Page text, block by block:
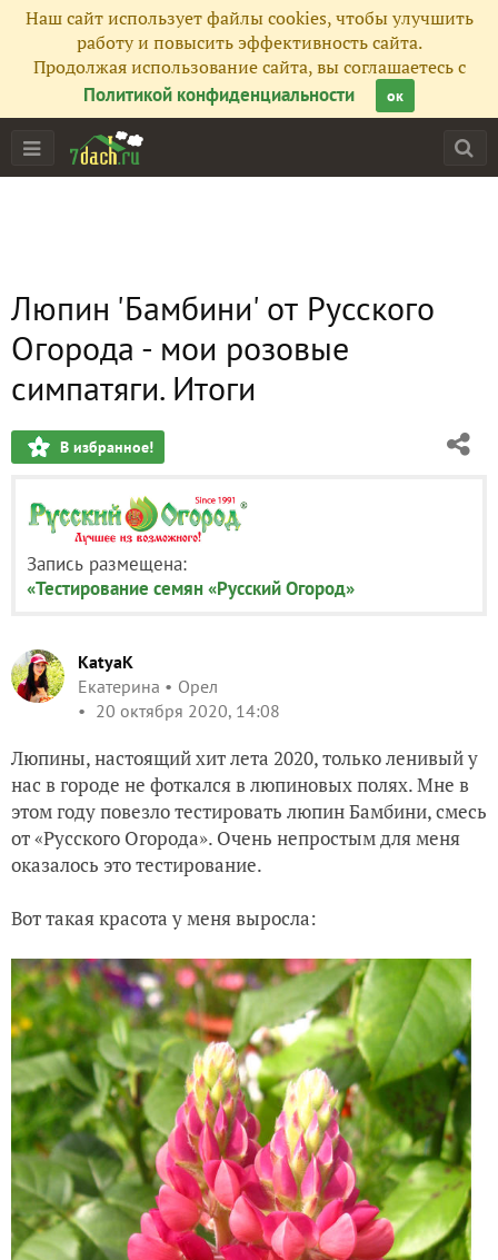
Наш сайт использует файлы cookies, чтобы улучшить
работу и повысить эффективность сайта.
Продолжая использование сайта, вы соглашаетесь с
Политикой конфиденциальности
ок
Люпин 'Бамбини' от Русского
Огорода - мои розовые
симпатяги. Итоги
В избранное!
Запись размещена:
«Тестирование семян «Русский Огород»
KatyaK
Екатерина
Орел
20 октября 2020, 14:08
Люпины, настоящий хит лета 2020, только ленивый у
нас в городе не фоткался в люпиновых полях. Мне в
этом году повезло тестировать люпин Бамбини, смесь
от «Русского Огорода». Очень непростым для меня
оказалось это тестирование.
Вот такая красота у меня выросла: